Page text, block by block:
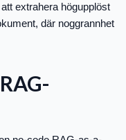
extrahera högupplöst
där noggrannhet